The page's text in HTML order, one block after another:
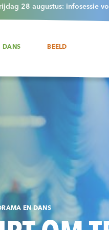
28 augustus: infosessie
DANS BEELD
EN DANS